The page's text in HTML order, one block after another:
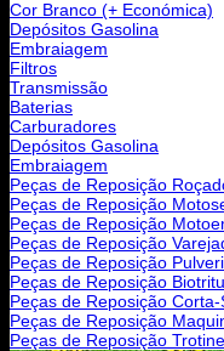
Cor Branco (+ Económica)
Depósitos Gasolina
Embraiagem
Filtros
Transmissão
Baterias
Carburadores
Depósitos Gasolina
Embraiagem
Peças de Reposição
Peças de Reposição
Peças de Reposição
Peças de Reposição
Peças de Reposição
Peças de Reposição
Peças de Reposição
Peças de Reposição
Peças de Reposição